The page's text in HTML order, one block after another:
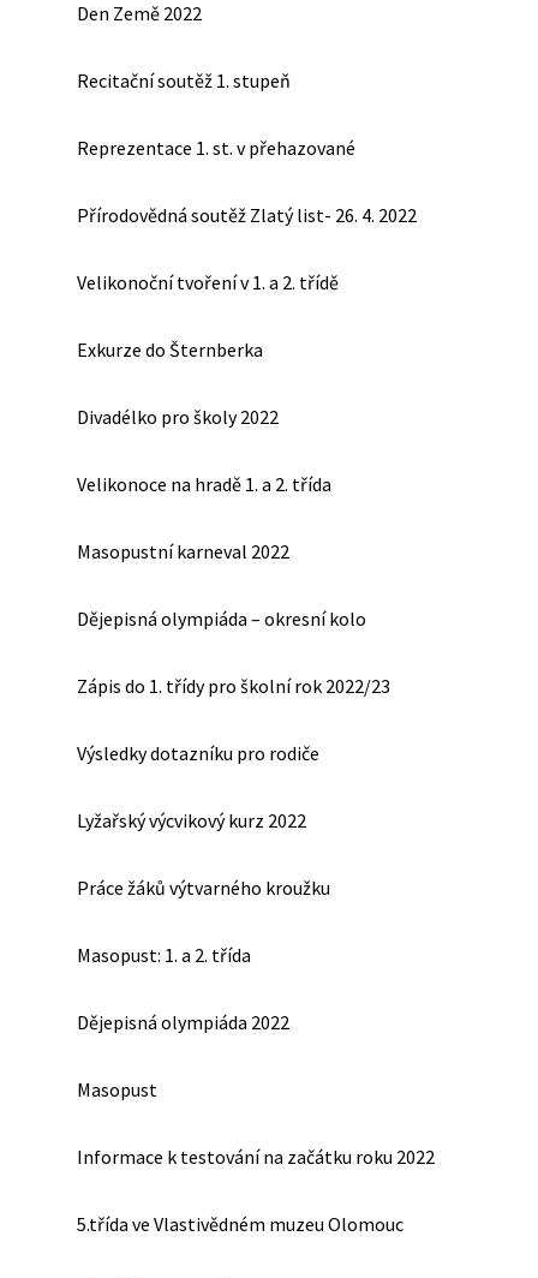
Den Země 2022
Recitační soutěž 1. stupeň
Reprezentace 1. st. v přehazované
Přírodovědná soutěž Zlatý list- 26. 4. 2022
Velikonoční tvoření v 1. a 2. třídě
Exkurze do Šternberka
Divadélko pro školy 2022
Velikonoce na hradě 1. a 2. třída
Masopustní karneval 2022
Dějepisná olympiáda – okresní kolo
Zápis do 1. třídy pro školní rok 2022/23
Výsledky dotazníku pro rodiče
Lyžařský výcvikový kurz 2022
Práce žáků výtvarného kroužku
Masopust: 1. a 2. třída
Dějepisná olympiáda 2022
Masopust
Informace k testování na začátku roku 2022
5.třída ve Vlastivědném muzeu Olomouc